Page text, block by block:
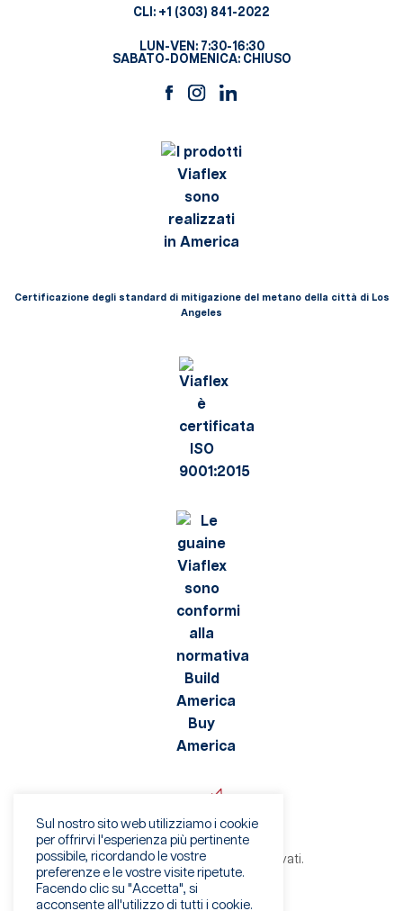
CLI: +1 (303) 841-2022
LUN-VEN: 7:30-16:30
SABATO-DOMENICA: CHIUSO
Certificazione degli standard di mitigazione del metano della città di Los
Angeles
©2026 Viaflex. Tutti i diritti riservati.
Informativa sulla privacy
Condizioni di utilizzo
Sul nostro sito web utilizziamo i cookie
per offrirvi l'esperienza più pertinente
possibile, ricordando le vostre
preferenze e le vostre visite ripetute.
Facendo clic su "Accetta", si
acconsente all'utilizzo di tutti i cookie.